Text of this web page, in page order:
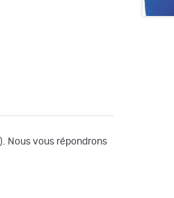
Nous vous répondrons